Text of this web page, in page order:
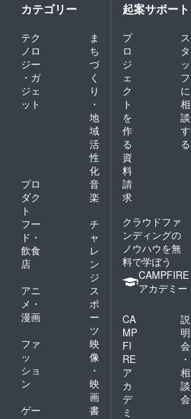
カテゴリー
テク
ノロ
ジー
・ガ
ジェ
ット
ま
ち
づ
く
り
・
地
域
活
性
化
プロ
ダク
ト
音
楽
フー
ド・
飲食
店
チ
ャ
レ
ン
ジ
アニ
メ・
漫画
ス
ポ
ー
ツ
ファ
ッ
ショ
ン
映
像
・
映
画
ゲー
書
起案サポート
プ
ロ
ジ
ェ
ク
ト
を
作
る
ス
タ
ッ
フ
に
相
談
す
る
資
料
請
求
クラウドファ
ンディングの
ノウハウを無
料で学ぼう
CAMPFIRE
アカデミー
CA
MP
FI
RE
ア
カ
デ
ミ
説
明
会
・
相
談
会